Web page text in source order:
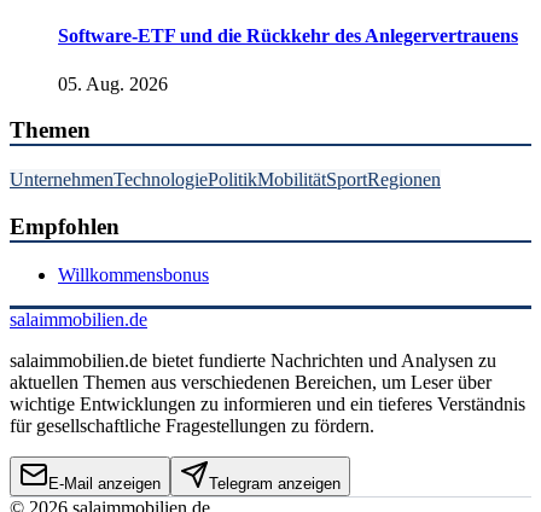
Software-ETF und die Rückkehr des Anlegervertrauens
05. Aug. 2026
Themen
UnternehmenTechnologiePolitikMobilitätSportRegionen
Empfohlen
Willkommensbonus
salaimmobilien.de
salaimmobilien.de bietet fundierte Nachrichten und Analysen zu
aktuellen Themen aus verschiedenen Bereichen, um Leser über
wichtige Entwicklungen zu informieren und ein tieferes Verständnis
für gesellschaftliche Fragestellungen zu fördern.
E-Mail anzeigen Telegram anzeigen